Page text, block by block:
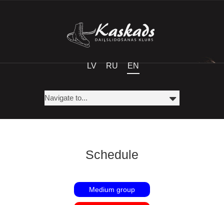
LV RU EN
Schedule
Medium group